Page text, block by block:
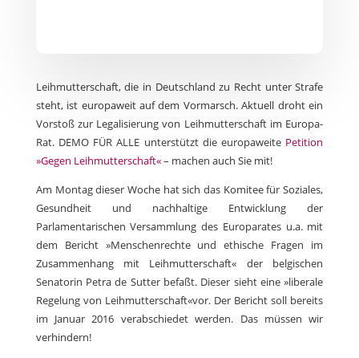
Leihmutterschaft, die in Deutschland zu Recht unter Strafe
steht, ist europaweit auf dem Vormarsch. Aktuell droht ein
Vorstoß zur Legalisierung von Leihmutterschaft im Europa-
Rat. DEMO FÜR ALLE unterstützt die europaweite Petition
»Gegen Leihmutterschaft«– machen auch Sie mit!
Am Montag dieser Woche hat sich das Komitee für Soziales,
Gesundheit und nachhaltige Entwicklung der
Parlamentarischen Versammlung des Europarates u.a. mit
dem Bericht »Menschenrechte und ethische Fragen im
Zusammenhang mit Leihmutterschaft« der belgischen
Senatorin Petra de Sutter befaßt. Dieser sieht eine »liberale
Regelung von Leihmutterschaft«vor. Der Bericht soll bereits
im Januar 2016 verabschiedet werden. Das müssen wir
verhindern!